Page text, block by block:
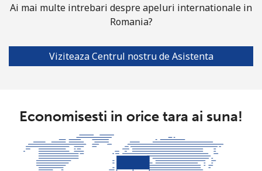
Ai mai multe intrebari despre apeluri internationale in
Romania?
Viziteaza Centrul nostru de Asistenta
Economisesti in orice tara ai suna!